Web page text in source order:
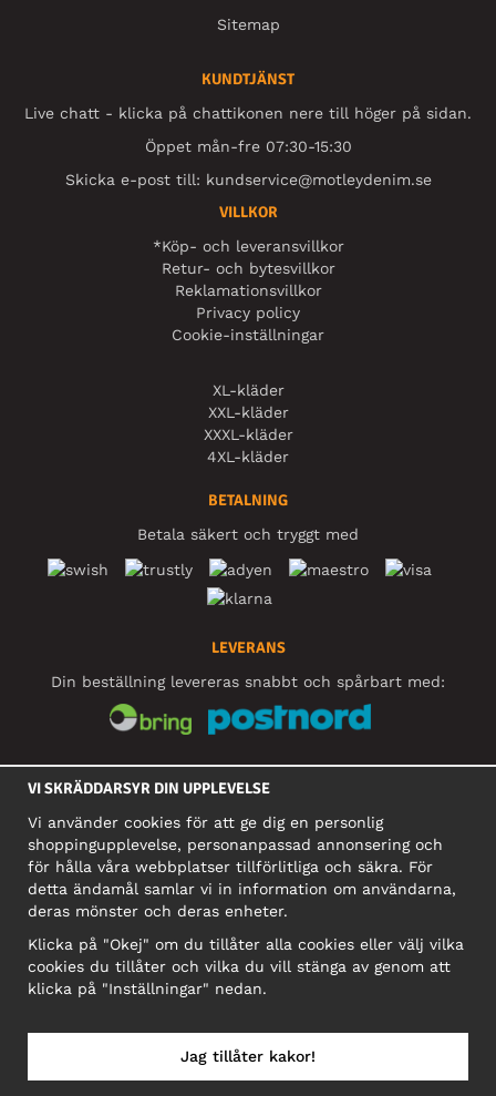
Sitemap
KUNDTJÄNST
Live chatt - klicka på chattikonen nere till höger på sidan.
Öppet mån-fre 07:30-15:30
Skicka e-post till: kundservice@motleydenim.se
VILLKOR
*Köp- och leveransvillkor
Retur- och bytesvillkor
Reklamationsvillkor
Privacy policy
Cookie-inställningar
XL-kläder
XXL-kläder
XXXL-kläder
4XL-kläder
BETALNING
Betala säkert och tryggt med
LEVERANS
Din beställning levereras snabbt och spårbart med:
FÖRETAG
Motley Denim Europe OÜ
Narva mnt 5, EE-10117 Tallinn
Org: 12356245, Momsnummer: SE502090048501
OBS! Skicka inte varureturer till denna adress!
VI SKRÄDDARSYR DIN UPPLEVELSE
Vi använder cookies för att ge dig en personlig
shoppingupplevelse, personanpassad annonsering och
för hålla våra webbplatser tillförlitliga och säkra. För
detta ändamål samlar vi in information om användarna,
deras mönster och deras enheter.
Klicka på "Okej" om du tillåter alla cookies eller välj vilka
cookies du tillåter och vilka du vill stänga av genom att
klicka på "Inställningar" nedan.
Jag tillåter kakor!